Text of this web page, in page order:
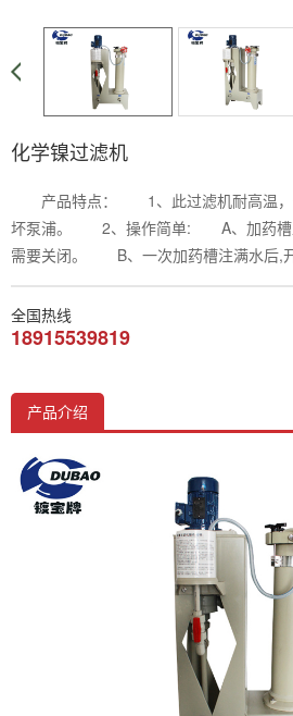
化学镍过滤机
产品特点： 1、此过滤机耐高温，
坏泵浦。 2、操作简单: A、加药槽
需要关闭。 B、一次加药槽注满水后,
全国热线
18915539819
产品介绍